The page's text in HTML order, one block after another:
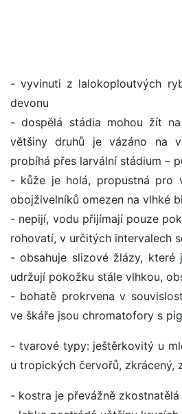
- vyvinuti z lalokoploutvých
devonu
- dospělá stádia mohou žít
většiny druhů je vázáno na
probíhá přes larvální stádium –
- kůže je holá, propustná pro
obojživelníků omezen na vlhké
- nepijí, vodu přijímají pouze
rohovatí, v určitých intervalech
- obsahuje slizové žlázy, které
udržují pokožku stále vlhkou,
- bohatě prokrvena v
ve škáře jsou chromatofory s
- tvarové typy: ještěrkovitý u
u tropických červořů, zkrácený,
- kostra je převážně zkostnatělá